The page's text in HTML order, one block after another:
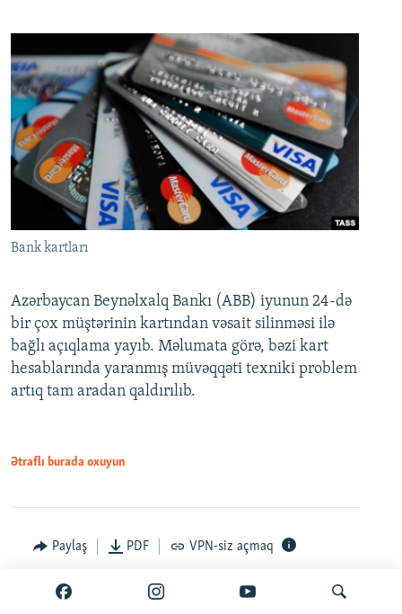
Bank kartları
Azərbaycan Beynəlxalq Bankı (ABB) iyunun 24-də
bir çox müştərinin kartından vəsait silinməsi ilə
bağlı açıqlama yayıb. Məlumata görə, bəzi kart
hesablarında yaranmış müvəqqəti texniki problem
artıq tam aradan qaldırılıb.
Ətraflı burada oxuyun
Paylaş PDF VPN-siz açmaq